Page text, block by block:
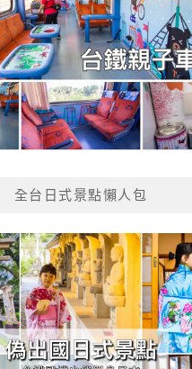
全台日式景點懶人包